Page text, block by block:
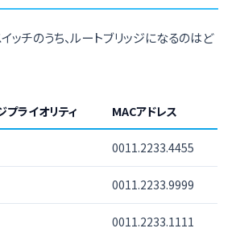
ッチのうち、ルートブリッジになるのはど
プライオリティ MACアドレス
0011.2233.4455
0011.2233.9999
0011.2233.1111